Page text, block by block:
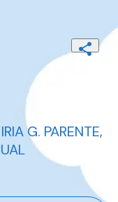
G. PARENTE,